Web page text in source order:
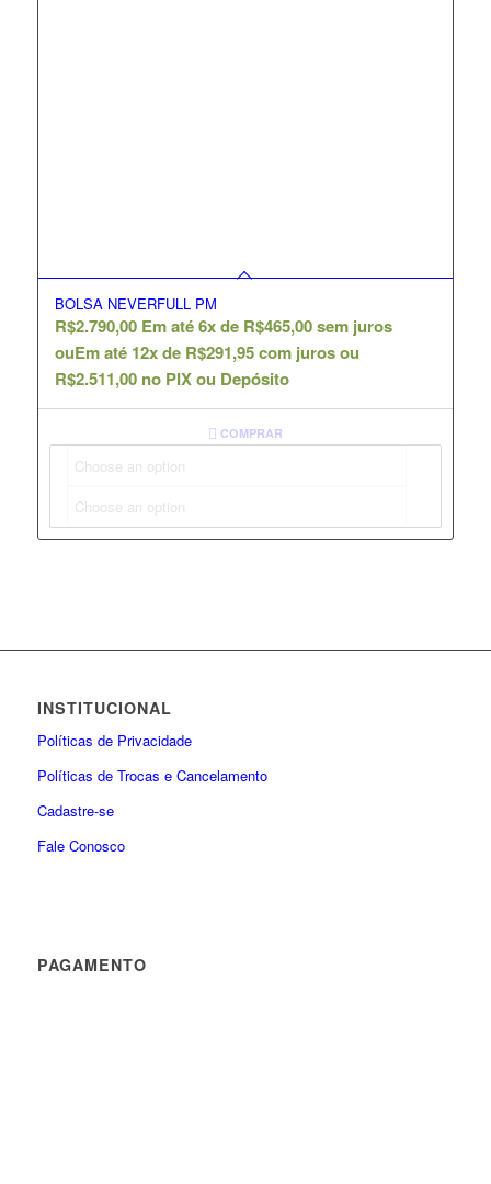
BOLSA NEVERFULL PM
R$2.790,00 Em até 6x de R$465,00sem juros
ouEm até 12x de R$291,95com juros ou
R$2.511,00 no PIX ou Depósito
COMPRAR
INSTITUCIONAL
Políticas de Privacidade
Políticas de Trocas e Cancelamento
Cadastre-se
Fale Conosco
PAGAMENTO